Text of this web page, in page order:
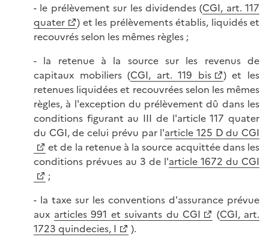
- le prélèvement sur les dividendes (CGI, art. 117
quater
) et les prélèvements établis, liquidés et
recouvrés selon les mêmes règles ;
- la retenue à la source sur les revenus de
capitaux mobiliers (CGI, art. 119 bis
) et les
retenues liquidées et recouvrées selon les mêmes
règles, à l'exception du prélèvement dû dans les
conditions figurant au III de l'article 117 quater
du CGI, de celui prévu par l'article 125 D du CGI
et de la retenue à la source acquittée dans les
conditions prévues au 3 de l'article 1672 du CGI
;
- la taxe sur les conventions d'assurance prévue
aux articles 991 et suivants du CGI (CGI, art.
1723 quindecies, I
).